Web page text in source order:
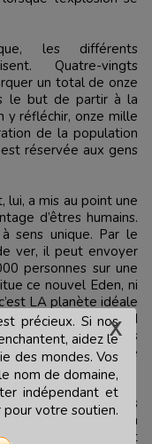
les différents
Quatre-vingts
un total de onze
le but de partir à la
y réfléchir, onze mille
de la population
réservée aux gens
lui, a mis au point une
d’êtres humains.
sens unique. Par le
ver, il peut envoyer
personnes sur une
ce nouvel Eden, ni
LA planète idéale
que ce soit à bord
une partie des
dans une ultime
l’auteur nous les
explications. Cela
curieuse et
précieux. Si nos
aidez le
des mondes. Vos
nom de domaine,
indépendant et
votre soutien.